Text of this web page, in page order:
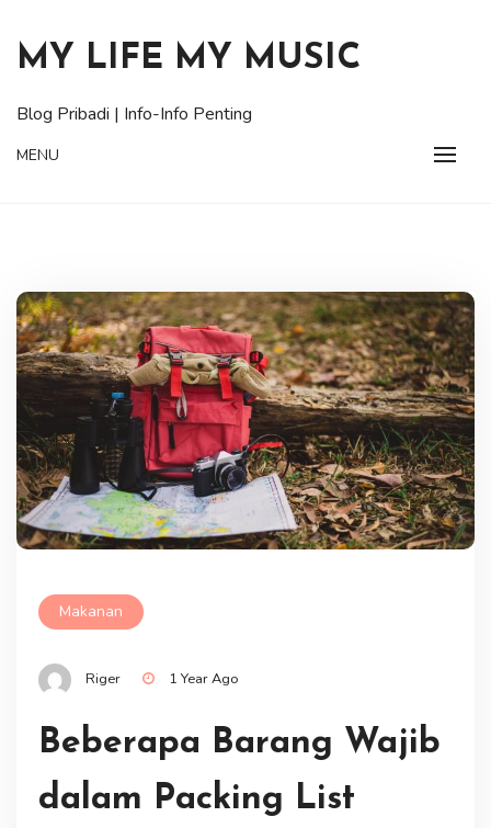
content
MY LIFE MY MUSIC
Blog Pribadi | Info-Info Penting
MENU
Makanan
Riger 1 Year Ago
Beberapa Barang Wajib
dalam Packing List